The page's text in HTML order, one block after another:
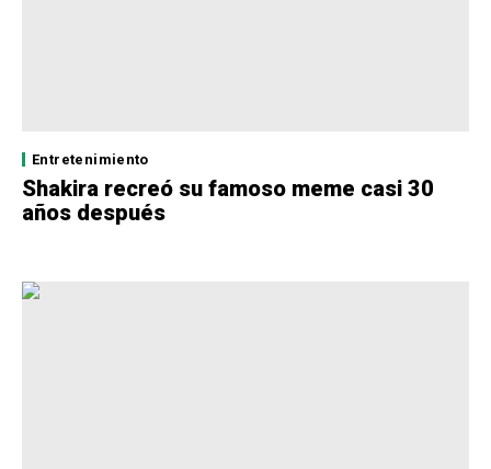
Entretenimiento
Shakira recreó su famoso meme casi 30
años después